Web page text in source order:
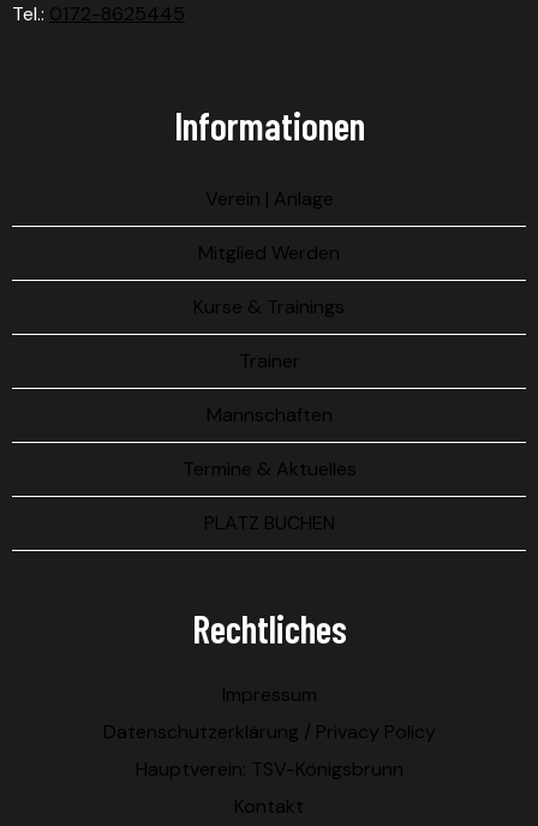
Tel.: 0172-8625445
Informationen
Verein | Anlage
Mitglied Werden
Kurse & Trainings
Trainer
Mannschaften
Termine & Aktuelles
PLATZ BUCHEN
Rechtliches
Impressum
Datenschutzerklärung / Privacy Policy
Hauptverein: TSV-Königsbrunn
Kontakt